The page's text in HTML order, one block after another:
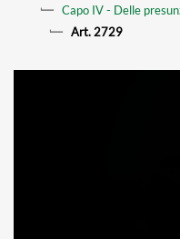
Capo IV - Delle
Art. 2729